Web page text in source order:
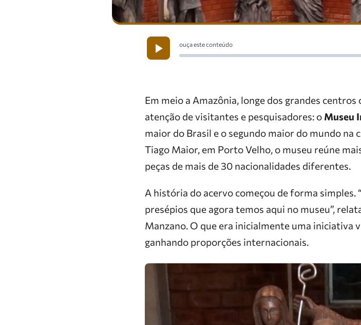
ouça este conteúdo
Em meio a Amazônia, longe dos grandes
atenção de visitantes e pesquisadores: o Museu
maior do Brasil e o segundo maior do mundo na
Tiago Maior, em Porto Velho, o museu reúne
peças de mais de 30 nacionalidades diferentes.
A história do acervo começou de forma simples.
presépios que agora temos aqui no museu”,
Manzano. O que era inicialmente uma iniciativa
ganhando proporções internacionais.